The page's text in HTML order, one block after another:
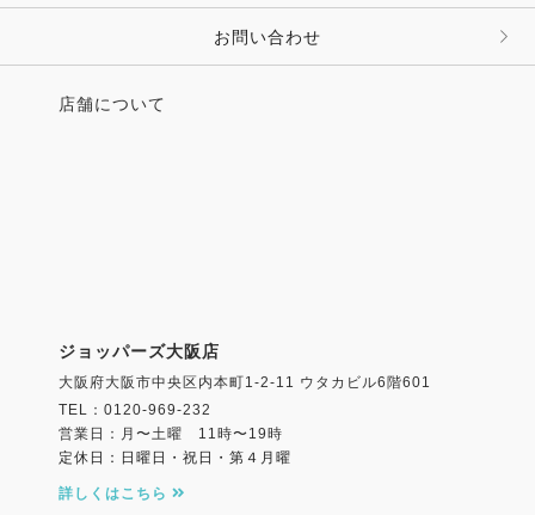
お問い合わせ
店舗について
ジョッパーズ大阪店
大阪府大阪市中央区内本町1-2-11 ウタカビル6階601
TEL：0120-969-232
営業日：月〜土曜 11時〜19時
定休日：日曜日・祝日・第４月曜
詳しくはこちら